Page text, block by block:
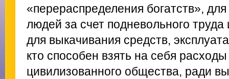
«перераспределения богатств»,
людей за счет подневольного труда
для выкачивания средств,
кто способен взять на себя
цивилизованного общества, ради